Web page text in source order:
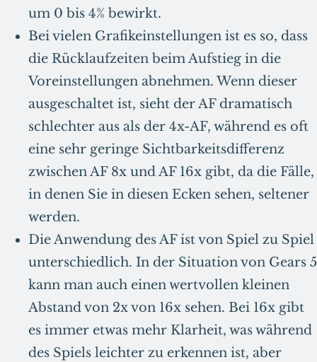
um 0 bis 4% bewirkt.
Bei vielen Grafikeinstellungen ist es so, dass
die Rücklaufzeiten beim Aufstieg in die
Voreinstellungen abnehmen. Wenn dieser
ausgeschaltet ist, sieht der AF dramatisch
schlechter aus als der 4x-AF, während es oft
eine sehr geringe Sichtbarkeitsdifferenz
zwischen AF 8x und AF 16x gibt, da die Fälle,
in denen Sie in diesen Ecken sehen, seltener
werden.
Die Anwendung des AF ist von Spiel zu Spiel
unterschiedlich. In der Situation von Gears 5
kann man auch einen wertvollen kleinen
Abstand von 2x von 16x sehen. Bei 16x gibt
es immer etwas mehr Klarheit, was während
des Spiels leichter zu erkennen ist, aber